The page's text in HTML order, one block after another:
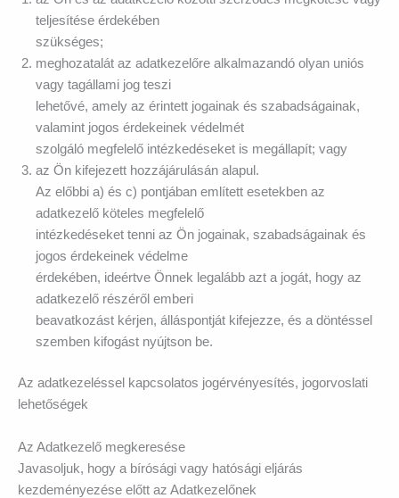
teljesítése érdekében
szükséges;
meghozatalát az adatkezelőre alkalmazandó olyan uniós
vagy tagállami jog teszi
lehetővé, amely az érintett jogainak és szabadságainak,
valamint jogos érdekeinek védelmét
szolgáló megfelelő intézkedéseket is megállapít; vagy
az Ön kifejezett hozzájárulásán alapul.
Az előbbi a) és c) pontjában említett esetekben az
adatkezelő köteles megfelelő
intézkedéseket tenni az Ön jogainak, szabadságainak és
jogos érdekeinek védelme
érdekében, ideértve Önnek legalább azt a jogát, hogy az
adatkezelő részéről emberi
beavatkozást kérjen, álláspontját kifejezze, és a döntéssel
szemben kifogást nyújtson be.
Az adatkezeléssel kapcsolatos jogérvényesítés, jogorvoslati
lehetőségek
Az Adatkezelő megkeresése
Javasoljuk, hogy a bírósági vagy hatósági eljárás
kezdeményezése előtt az Adatkezelőnek